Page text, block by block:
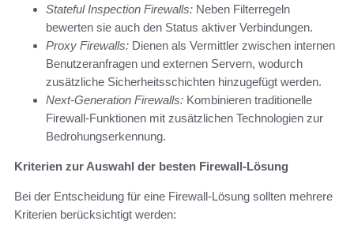
Stateful Inspection Firewalls: Neben Filterregeln
bewerten sie auch den Status aktiver Verbindungen.
Proxy Firewalls: Dienen als Vermittler zwischen internen
Benutzeranfragen und externen Servern, wodurch
zusätzliche Sicherheitsschichten hinzugefügt werden.
Next-Generation Firewalls: Kombinieren traditionelle
Firewall-Funktionen mit zusätzlichen Technologien zur
Bedrohungserkennung.
Kriterien zur Auswahl der besten Firewall-Lösung
Bei der Entscheidung für eine Firewall-Lösung sollten mehrere
Kriterien berücksichtigt werden: